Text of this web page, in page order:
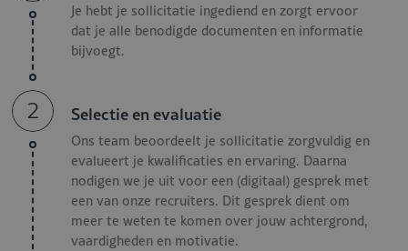
Aansturen, motiveren en begeleiden van het team
tijdens de dagelijkse servives en events;
Verantwoordelijk voor personeelsplanning,
voorraadbeheer en een soepel verloop op de vloer;
Bewaken van kwaliteit, service en gastbeleving en
signaleren van verbeterkansen;
Actief meedenken over de dagelijkse operatie en
bijdragen aan een sterke samenwerking binnen het team;
Meewerken aan en coördineren van uiteenlopende
events zoals bruiloften, zakelijke bijeenkomsten en
bedrijfsfeesten.
Je hebt je sollicitatie ingediend en zorgt ervoor
dat je alle benodigde documenten en informatie
bijvoegt.
2 Selectie en evaluatie
Ons team beoordeelt je sollicitatie zorgvuldig en
evalueert je kwalificaties en ervaring. Daarna
nodigen we je uit voor een (digitaal) gesprek met
een van onze recruiters. Dit gesprek dient om
meer te weten te komen over jouw achtergrond,
vaardigheden en motivatie.